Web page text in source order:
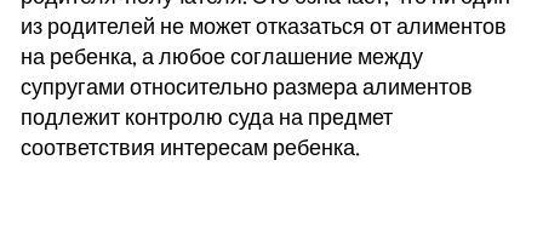
из родителей не может отказаться от алиментов
на ребенка, а любое соглашение между
супругами относительно размера алиментов
подлежит контролю суда на предмет
соответствия интересам ребенка.